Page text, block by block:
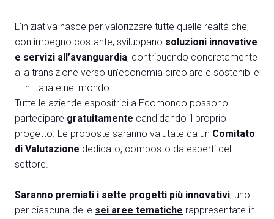
Treno, aereo o auto? Scopri tutti i modi per
raggiungere la Fiera di Rimini
CLICCA QUI
L’iniziativa nasce per valorizzare tutte quelle realtà che,
con impegno costante, sviluppano soluzioni innovative
e servizi all’avanguardia, contribuendo concretamente
alla transizione verso un’economia circolare e sostenibile
– in Italia e nel mondo.
Tutte le aziende espositrici a Ecomondo possono
partecipare gratuitamente candidando il proprio
progetto. Le proposte saranno valutate da un Comitato
di Valutazione dedicato, composto da esperti del
settore.
Saranno premiati i sette progetti più innovativi, uno
per ciascuna delle sei aree tematiche rappresentate in